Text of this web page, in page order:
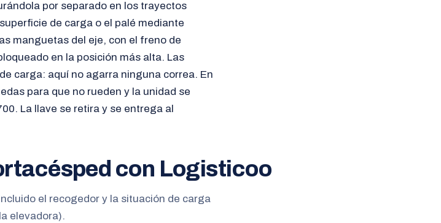
por separado en los trayectos
de carga o el palé mediante
manguetas del eje, con el freno de
en la posición más alta. Las
carga: aquí no agarra ninguna correa. En
para que no rueden y la unidad se
La llave se retira y se entrega al
con Logisticoo
el recogedor y la situación de carga
elevadora).